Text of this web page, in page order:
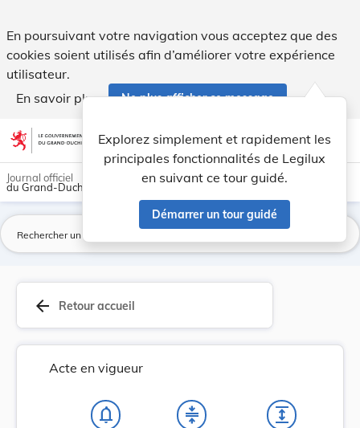
En poursuivant votre navigation vous acceptez que des
cookies soient utilisés afin d’améliorer votre expérience
utilisateur.
En savoir plus
Ne plus afficher ce message
Aller au contenu account_circle help Aide
Explorez simplement et rapidement les
principales fonctionnalités de Legilux
en suivant ce tour guidé.
Démarrer un tour guidé
light_mode dark_mode
Journal officiel
du Grand-Duché de Luxembourg
arrow_back Retour accueil
Acte en vigueur
notifications_none compress expand